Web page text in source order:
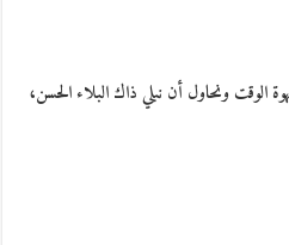
الوقت ونحاول أن نبلي ذاك البلاء الحسن،